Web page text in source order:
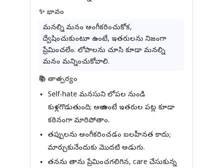
✨ భావం
మనల్ని మనం అంగీకరించుకోక,
ద్వేషించుకుంటూ ఉంటే, ఇతరులను నిజంగా
ప్రేమించలేం. లోపాలను చూసి కూడా మనల్ని
మనం మన్నించుకోవాలి.
📚 తాత్పర్యం
Self-hate మనసుని లోపల నుండి
కుళ్లగొడుతుంది; అలా ఉంటే ఇతరుల పట్ల కూడా
కఠినంగా మారిపోతాం.
తప్పులను అంగీకరించడం బలహీనత కాదు;
మార్చుకునేందుకు మొదటి అడుగు.
తనను తాను ప్రేమించగలిగిన, care చేసుకున్న